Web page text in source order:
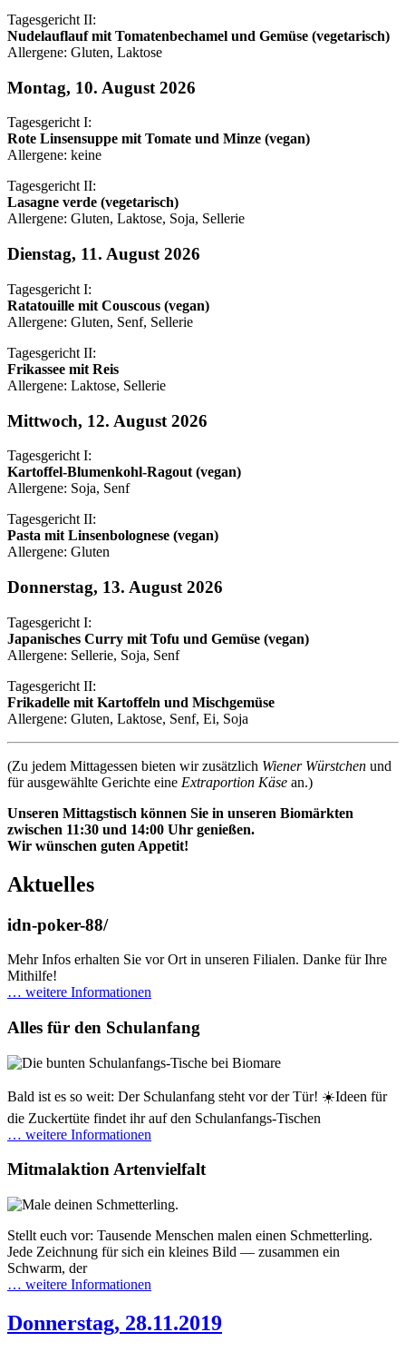
Tagesgericht II:
Nudelauflauf mit Tomatenbechamel und Gemüse (vegetarisch)
Allergene: Gluten, Laktose
Montag, 10. August 2026
Tagesgericht I:
Rote Linsensuppe mit Tomate und Minze (vegan)
Allergene: keine
Tagesgericht II:
Lasagne verde (vegetarisch)
Allergene: Gluten, Laktose, Soja, Sellerie
Dienstag, 11. August 2026
Tagesgericht I:
Ratatouille mit Couscous (vegan)
Allergene: Gluten, Senf, Sellerie
Tagesgericht II:
Frikassee mit Reis
Allergene: Laktose, Sellerie
Mittwoch, 12. August 2026
Tagesgericht I:
Kartoffel-Blumenkohl-Ragout (vegan)
Allergene: Soja, Senf
Tagesgericht II:
Pasta mit Linsenbolognese (vegan)
Allergene: Gluten
Donnerstag, 13. August 2026
Tagesgericht I:
Japanisches Curry mit Tofu und Gemüse (vegan)
Allergene: Sellerie, Soja, Senf
Tagesgericht II:
Frikadelle mit Kartoffeln und Mischgemüse
Allergene: Gluten, Laktose, Senf, Ei, Soja
(Zu jedem Mittagessen bieten wir zusätzlich Wiener Würstchen und
für ausgewählte Gerichte eine Extraportion Käse an.)
Unseren Mittagstisch können Sie in unseren Biomärkten
zwischen 11:30 und 14:00 Uhr genießen.
Wir wünschen guten Appetit!
Aktuelles
idn-poker-88/
Mehr Infos erhalten Sie vor Ort in unseren Filialen. Danke für Ihre
Mithilfe!
… weitere Informationen
Alles für den Schulanfang
Bald ist es so weit: Der Schulanfang steht vor der Tür! ☀️Ideen für
die Zuckertüte findet ihr auf den Schulanfangs-Tischen
… weitere Informationen
Mitmalaktion Artenvielfalt
Stellt euch vor: Tausende Menschen malen einen Schmetterling.
Jede Zeichnung für sich ein kleines Bild — zusammen ein
Schwarm, der
… weitere Informationen
Donnerstag, 28.11.2019